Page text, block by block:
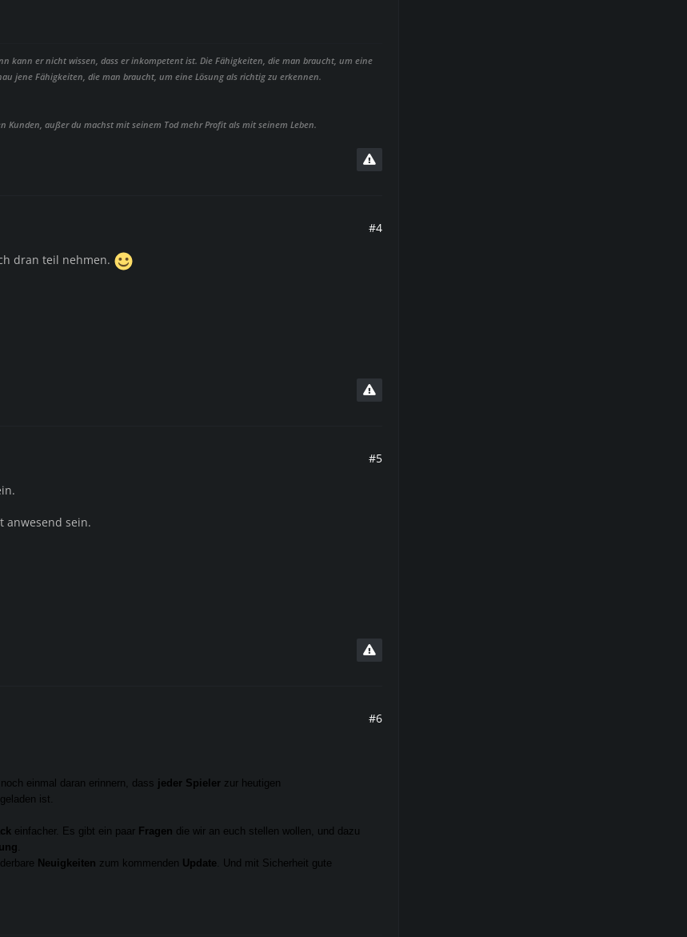
kann er nicht wissen, dass er inkompetent ist. Die Fähigkeiten, die man braucht, um eine
jene Fähigkeiten, die man braucht, um eine Lösung als richtig zu erkennen.
Kunden, außer du machst mit seinem Tod mehr Profit als mit seinem Leben.
#4
dran teil nehmen.
#5
anwesend sein.
#6
einmal daran erinnern, dass jeder Spieler zur heutigen
ist.
einfacher. Es gibt ein paar Fragen die wir an euch stellen wollen, und dazu
Neuigkeiten zum kommenden Update . Und mit Sicherheit gute